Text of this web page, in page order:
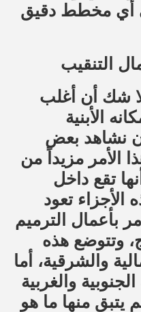
أي مخطط دقيق
التنقيب
شك أن أغلب
الأبنية
أن نشاهد بعض
الأمر مزيداً من
تقع داخل
الأجزاء تعود
بأعمال الترميم
وتتوضع هذه
والشرقية، أما
والغربية
يتبق منها ما هو